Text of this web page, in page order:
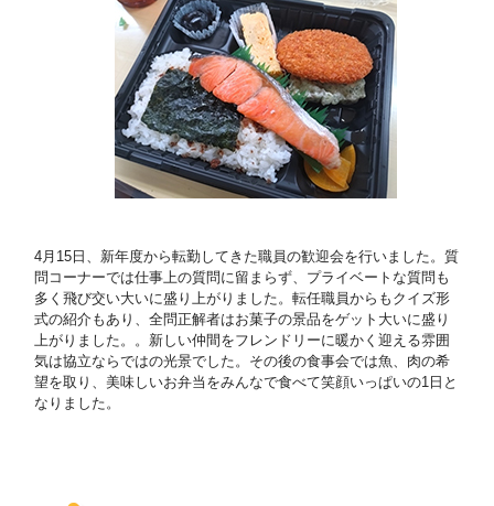
4月15日、新年度から転勤してきた職員の歓迎会を行いました。質
問コーナーでは仕事上の質問に留まらず、プライベートな質問も
多く飛び交い大いに盛り上がりました。転任職員からもクイズ形
式の紹介もあり、全問正解者はお菓子の景品をゲット大いに盛り
上がりました。。新しい仲間をフレンドリーに暖かく迎える雰囲
気は協立ならではの光景でした。その後の食事会では魚、肉の希
望を取り、美味しいお弁当をみんなで食べて笑顔いっぱいの1日と
なりました。